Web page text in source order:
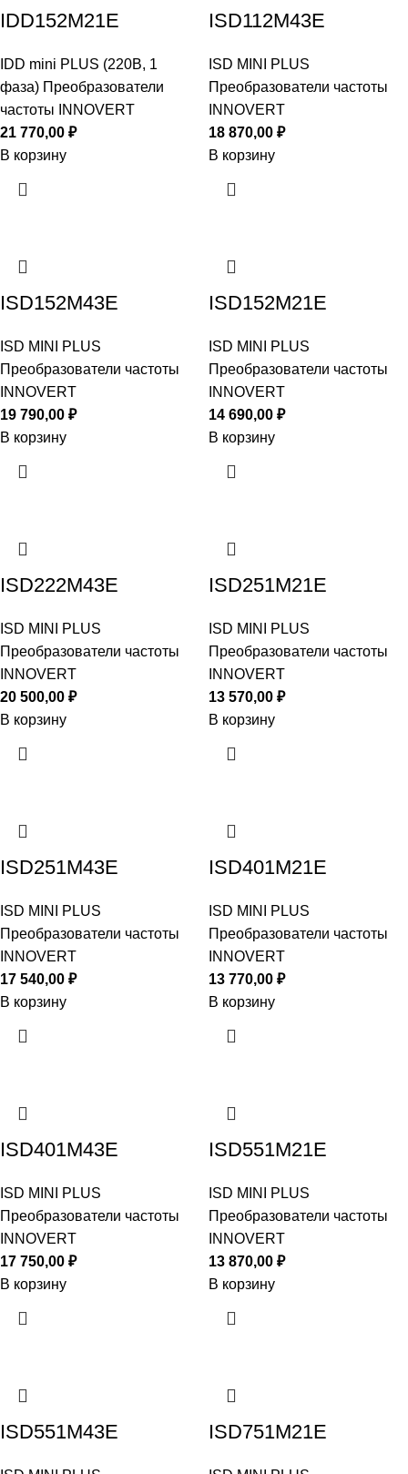
IDD152M21E
IDD mini PLUS (220В, 1
фаза) Преобразователи
частоты INNOVERT
21 770,00 ₽
В корзину
ISD112M43E
ISD MINI PLUS
Преобразователи частоты
INNOVERT
18 870,00 ₽
В корзину
ISD152M43E
ISD MINI PLUS
Преобразователи частоты
INNOVERT
19 790,00 ₽
В корзину
ISD152M21E
ISD MINI PLUS
Преобразователи частоты
INNOVERT
14 690,00 ₽
В корзину
ISD222M43E
ISD MINI PLUS
Преобразователи частоты
INNOVERT
20 500,00 ₽
В корзину
ISD251M21E
ISD MINI PLUS
Преобразователи частоты
INNOVERT
13 570,00 ₽
В корзину
ISD251M43E
ISD MINI PLUS
Преобразователи частоты
INNOVERT
17 540,00 ₽
В корзину
ISD401M21E
ISD MINI PLUS
Преобразователи частоты
INNOVERT
13 770,00 ₽
В корзину
ISD401M43E
ISD MINI PLUS
Преобразователи частоты
INNOVERT
17 750,00 ₽
В корзину
ISD551M21E
ISD MINI PLUS
Преобразователи частоты
INNOVERT
13 870,00 ₽
В корзину
ISD551M43E ISD751M21E